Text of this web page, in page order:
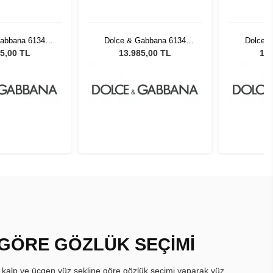
6134
Güneş
TL
Dolce & Gabbana 6134
32588057 Unisex Güneş
13.985,00 TL
Dolce
GÖZLÜK SEÇİMİ
ve üçgen yüz şekline göre gözlük seçimi yaparak yüz